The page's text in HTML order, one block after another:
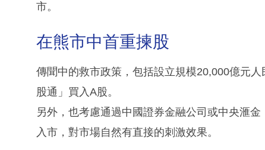
市。
在熊市中首重揀股
傳聞中的救市政策，包括設立規模20,000億元
股通」買入A股。
另外，也考慮通過中國證券金融公司或中央滙
入市，對市場自然有直接的刺激效果。